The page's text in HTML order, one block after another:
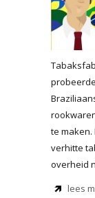
te
verhitte
overheid
lees